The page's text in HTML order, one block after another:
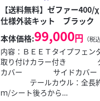
ガレー
【送料無料】ゼファー
仕様外装キット ブラック
本体価格:99,000円 （税
内容：ＢＥＥＴタイプフェン
取り付けカラー付き
カバー サイドカバー
テールカウル：全長約
ｍ/シート後ろから...